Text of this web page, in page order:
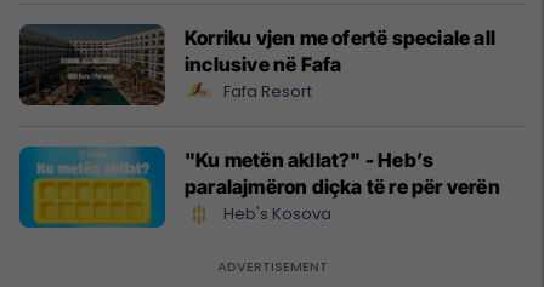
Korriku vjen me ofertë speciale all
inclusive në Fafa
Fafa Resort
"Ku metën akllat?" - Heb’s
paralajmëron diçka të re për verën
Heb's Kosova